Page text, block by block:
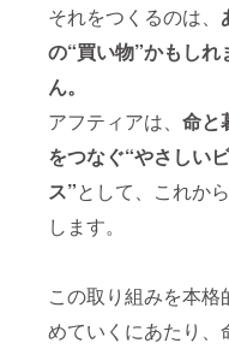
それをつくるのは、
の“買い物”かもしれ
ん。
アフティアは、 命と
をつなぐ“やさしい
ス”として、これか
します。
この取り組みを本格
めていくにあたり、